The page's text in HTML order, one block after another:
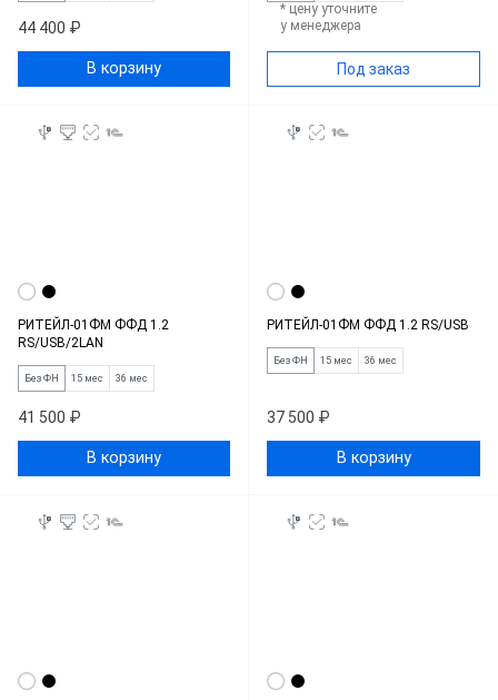
44 400 ₽
В корзину
* цену уточните
у менеджера
Под заказ
РИТЕЙЛ-01ФМ ФФД 1.2
RS/USB/2LAN
Без ФН 15 мес 36 мес
41 500 ₽
В корзину
РИТЕЙЛ-01ФМ ФФД 1.2 RS/USB
Без ФН 15 мес 36 мес
37 500 ₽
В корзину